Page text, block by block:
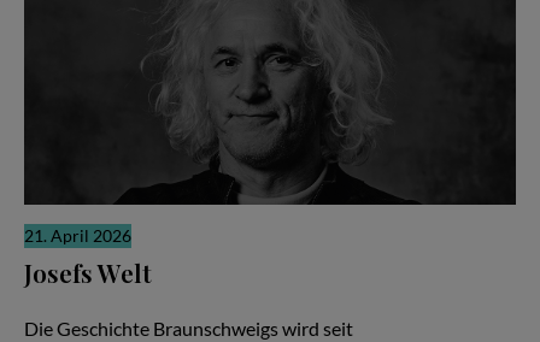
21. April 2026
Josefs Welt
Die Geschichte Braunschweigs wird seit